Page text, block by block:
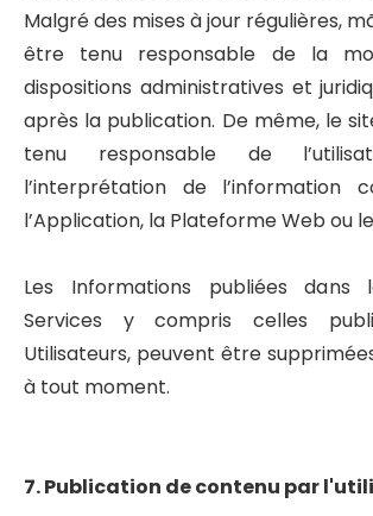
Malgré des mises à jour régulières,
être tenu responsable de la
dispositions administratives et
après la publication. De même, le
tenu responsable de
l’interprétation de l’information
l’Application, la Plateforme Web ou
Les Informations publiées
Services y compris celles
Utilisateurs, peuvent être
à tout moment.
7. Publication de contenu par